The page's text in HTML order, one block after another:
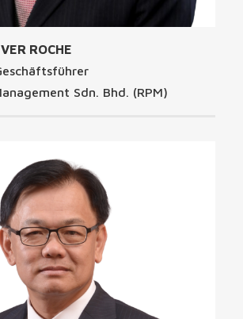
ROCHE
Sdn. Bhd. (RPM)